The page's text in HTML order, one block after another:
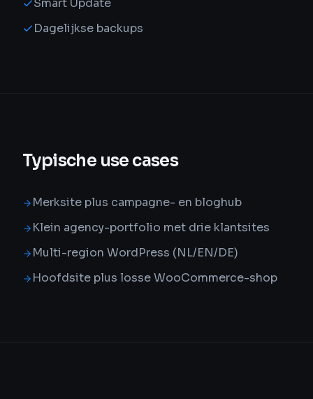
Smart Update
Dagelijkse backups
Typische use cases
Merksite plus campagne- en bloghub
Klein agency-portfolio met drie klantsites
Multi-region WordPress (NL/EN/DE)
Hoofdsite plus losse WooCommerce-shop